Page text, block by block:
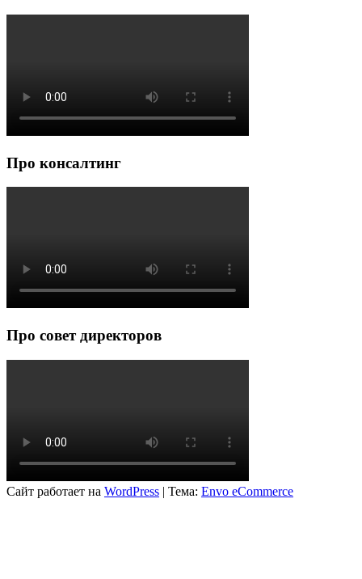
Про консалтинг
Про совет директоров
Сайт работает на WordPress | Тема: Envo eCommerce